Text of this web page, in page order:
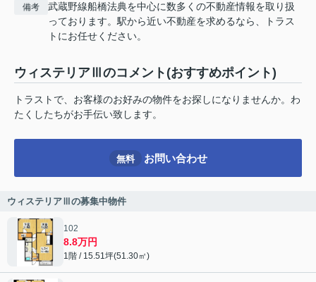
備考
武蔵野線船橋法典を中心に数多くの不動産情報を取り扱
っております。駅から近い不動産を求めるなら、トラス
トにお任せください。
ウィステリアⅢのコメント(おすすめポイント)
トラストで、お客様のお好みの物件をお探しになりませんか。わ
たくしたちがお手伝い致します。
無料 お問い合わせ
ウィステリアⅢの募集中物件
102
8.8万円
1階 / 15.51坪(51.30㎡)